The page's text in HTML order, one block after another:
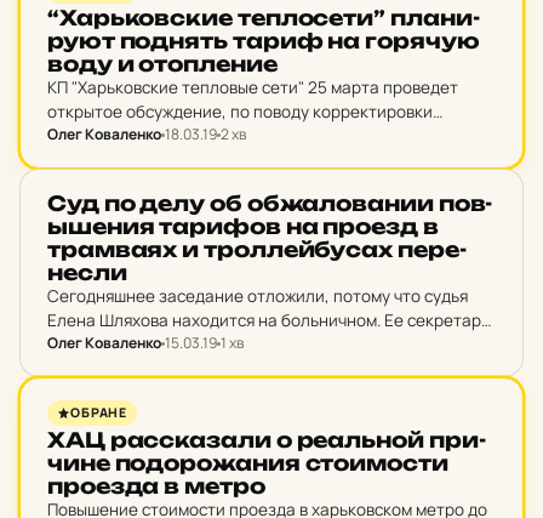
“Харь­ков­ские теп­ло­се­ти” пла­ни­
ру­ют под­нять тариф на го­ря­чую
воду и отоп­ле­ние
КП "Харьковские тепловые сети" 25 марта проведет
открытое обсуждение, по поводу корректировки
тарифов на отпуск электрической энергии и выработку
Олег Коваленко18.03.192 хв
НОВИНИ ХАРКОВА
Суд по делу об об­жа­ло­ва­нии пов­
ыше­ния та­ри­фов на проезд в
трам­ва­ях и трол­лей­бу­сах пе­ре­
нес­ли
Сегодняшнее заседание отложили, потому что судья
Елена Шляхова находится на больничном. Ее секретарь
сообщила: дату слушания определят позже.
Олег Коваленко15.03.191 хв
НОВИНИ ХАРКОВА
ОБРАНЕ
ХАЦ рас­ска­за­ли о ре­аль­ной при­
чи­не по­до­ро­жа­ния сто­и­мос­ти
про­ез­да в метро
Повышение стоимости проезда в харьковском метро до